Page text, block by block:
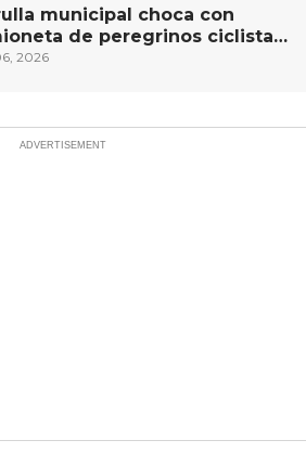
municipal choca con
de peregrinos ciclistas
autopista México-Querétaro
2026